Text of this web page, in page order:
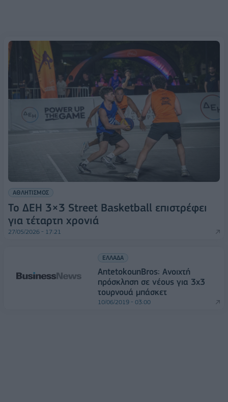
ΑΘΛΗΤΙΣΜΟΣ
Το ΔΕΗ 3×3 Street Basketball επιστρέφει
για τέταρτη χρονιά
27/05/2026 - 17:21
ΕΛΛΑΔΑ
AntetokounBros: Ανοιχτή
πρόσκληση σε νέους για 3x3
τουρνουά μπάσκετ
10/06/2019 - 03:00